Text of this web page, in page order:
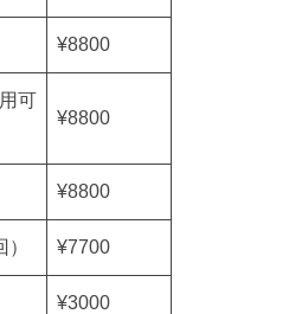
¥8800
可
¥8800
¥8800
¥7700
¥3000